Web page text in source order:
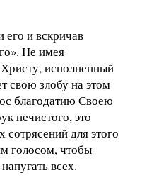
его и вскричав
Не имея
исполненный
свою злобу на этом
благодатию Своею
нечистого, это
сотрясений для этого
голосом, чтобы
всех.